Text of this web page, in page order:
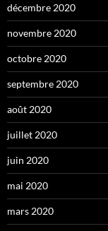
décembre 2020
novembre 2020
octobre 2020
septembre 2020
août 2020
juillet 2020
juin 2020
mai 2020
mars 2020